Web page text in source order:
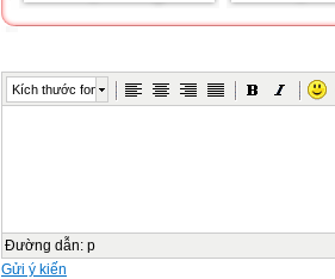
Kích thước font
Đường dẫn: p
Gửi ý kiến